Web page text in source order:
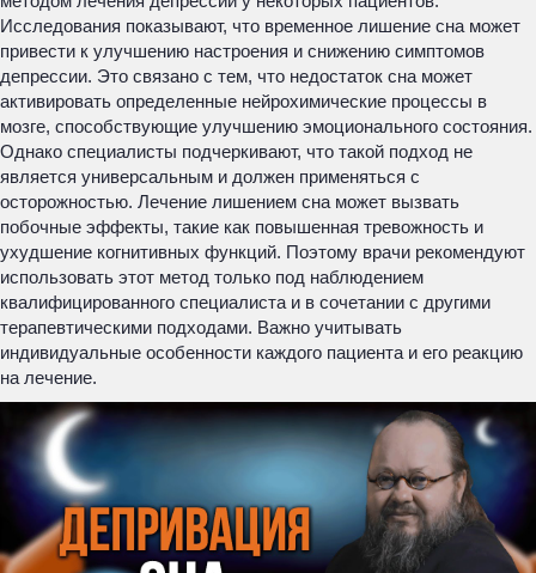
Исследования показывают, что временное лишение сна может
привести к улучшению настроения и снижению симптомов
депрессии. Это связано с тем, что недостаток сна может
активировать определенные нейрохимические процессы в
мозге, способствующие улучшению эмоционального состояния.
Однако специалисты подчеркивают, что такой подход не
является универсальным и должен применяться с
осторожностью. Лечение лишением сна может вызвать
побочные эффекты, такие как повышенная тревожность и
ухудшение когнитивных функций. Поэтому врачи рекомендуют
использовать этот метод только под наблюдением
квалифицированного специалиста и в сочетании с другими
терапевтическими подходами. Важно учитывать
индивидуальные особенности каждого пациента и его реакцию
на лечение.